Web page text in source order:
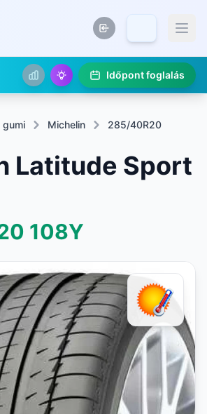
Időpont foglalás
gumi Michelin 285/40R20
Latitude Sport
108Y